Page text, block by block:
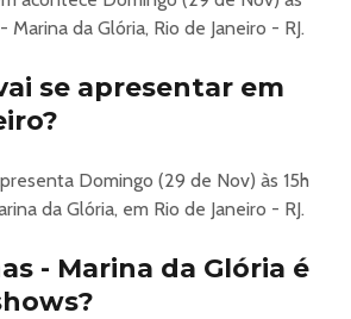
Marina da Glória, Rio de Janeiro - RJ.
se apresentar em
Domingo (29 de Nov) às 15h
da Glória, em Rio de Janeiro - RJ.
- Marina da Glória é